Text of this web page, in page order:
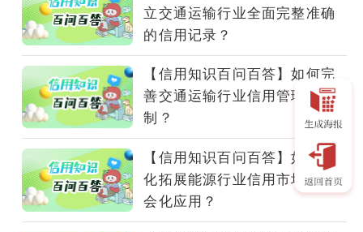
源
行
业
失
信
行
为？
立交通运输行业全面完整准确
的信用记录？
【信用知识百问百答】如何完
善交通运输行业信用管理机
制？
【信用知识百问百答】如何深
化拓展能源行业信用市场化社
会化应用？